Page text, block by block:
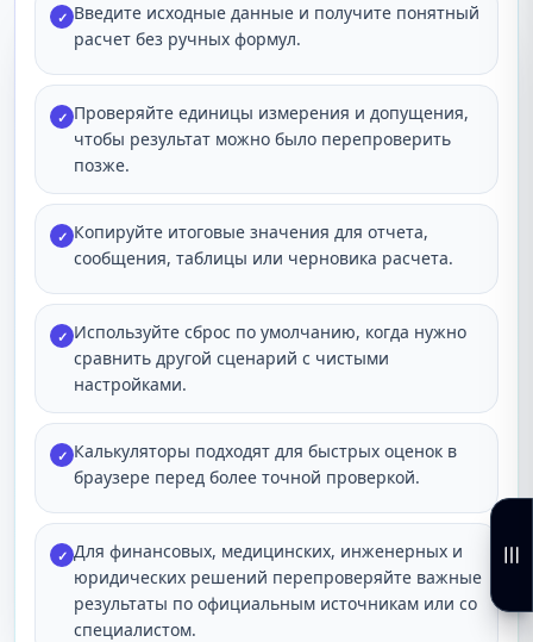
✓ Введите исходные данные и получите понятный
расчет без ручных формул.
✓ Проверяйте единицы измерения и допущения,
чтобы результат можно было перепроверить
позже.
✓ Копируйте итоговые значения для отчета,
сообщения, таблицы или черновика расчета.
✓ Используйте сброс по умолчанию, когда нужно
сравнить другой сценарий с чистыми
настройками.
✓ Калькуляторы подходят для быстрых оценок в
браузере перед более точной проверкой.
✓ Для финансовых, медицинских, инженерных и
юридических решений перепроверяйте важные
результаты по официальным источникам или со
специалистом.